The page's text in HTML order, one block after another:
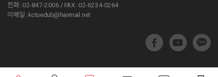
진보당
학교알리미
전화 : 02-847-2006 / FAX : 02-6234-0264
이메일 : kctuedub@hanmail.net